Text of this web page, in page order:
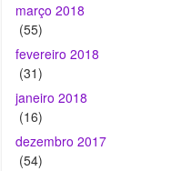
março 2018
(55)
fevereiro 2018
(31)
janeiro 2018
(16)
dezembro 2017
(54)